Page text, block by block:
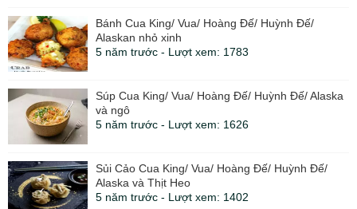
Bánh Cua King/ Vua/ Hoàng Đế/ Huỳnh Đế/
Alaskan nhỏ xinh
5 năm trước - Lượt xem: 1783
Súp Cua King/ Vua/ Hoàng Đế/ Huỳnh Đế/ Alaska
và ngô
5 năm trước - Lượt xem: 1626
Sủi Cảo Cua King/ Vua/ Hoàng Đế/ Huỳnh Đế/
Alaska và Thịt Heo
5 năm trước - Lượt xem: 1402